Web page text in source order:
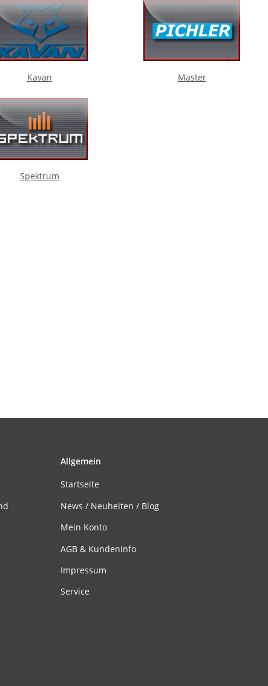
Kavan Master
Spektrum
Allgemein
Startseite
News / Neuheiten / Blog
Mein Konto
AGB & Kundeninfo
Impressum
Service